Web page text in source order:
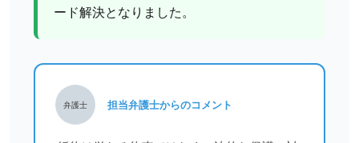
ード解決となりました。
弁護士 担当弁護士からのコメント